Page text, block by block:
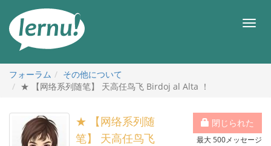
メ
フォーラム
その他について
★ 【网络系列随笔】 天高任鸟飞 Birdoj al Alta ！
閉じられた
最大 500メッセージ
★ 【网络系列随
笔】 天高任鸟飞